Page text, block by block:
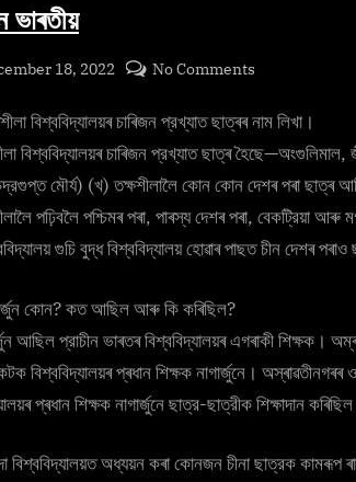
ভাৰতীয়
18, 2022
No Comments
ভাৰতীয়
বিশ্ববিদ্যালয়ৰ চাৰিজন প্রখ্যাত ছাত্ৰৰ নাম লিখা।
বিশ্ববিদ্যালয়ৰ চাৰিজন প্রখ্যাত ছাত্ৰ
মৌর্য) (খ) তক্ষশীলালৈ কোন কোন দেশৰ পৰা ছাত্ৰ
পঢ়িবলৈ পশ্চিমৰ পৰা, পাৰস্য দেশৰ পৰা, বেকট্রিয়া
গুচি বুদ্ধ বিশ্ববিদ্যালয় হােৱাৰ পাছত চীন দেশৰ
কোন? কত আছিল আৰু কি কৰিছিল?
আছিল প্রাচীন ভাৰতৰ বিশ্ববিদ্যালয়ৰ এগৰাকী শিক্ষক।
বিশ্ববিদ্যালয়ৰ প্ৰধান শিক্ষক নাগার্জুনে।
প্ৰধান শিক্ষক নাগার্জুনে ছাত্র-ছাত্রীক শিক্ষাদান
বিশ্ববিদ্যালয়ত অধ্যয়ন কৰা কোনজন চীনা ছাত্রক কামৰূপ